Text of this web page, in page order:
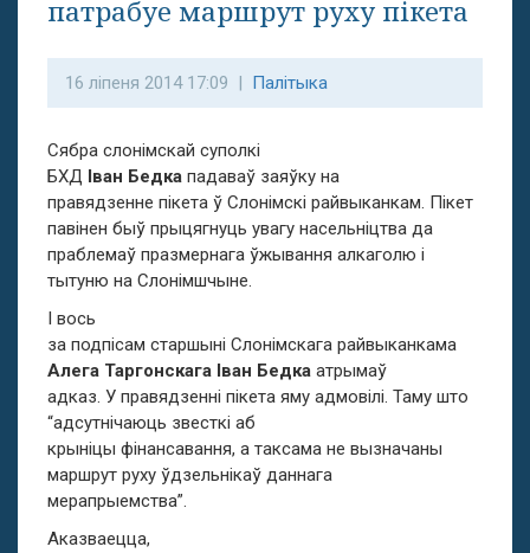
патрабуе маршрут руху пікета
16 ліпеня 2014 17:09 | Палітыка
Сябра слонімскай суполкі
БХД Іван Бедка падаваў заяўку на
правядзенне пікета ў Слонімскі райвыканкам. Пікет
павінен быў прыцягнуць увагу насельніцтва да
праблемаў празмернага ўжывання алкаголю і
тытуню на Слонімшчыне.
І вось
за подпісам старшыні Слонімскага райвыканкама
Алега Таргонскага Іван Бедка атрымаў
адказ. У правядзенні пікета яму адмовілі. Таму што
“адсутнічаюць звесткі аб
крыніцы фінансавання, а таксама не вызначаны
маршрут руху ўдзельнікаў даннага
мерапрыемства”.
Аказваецца,